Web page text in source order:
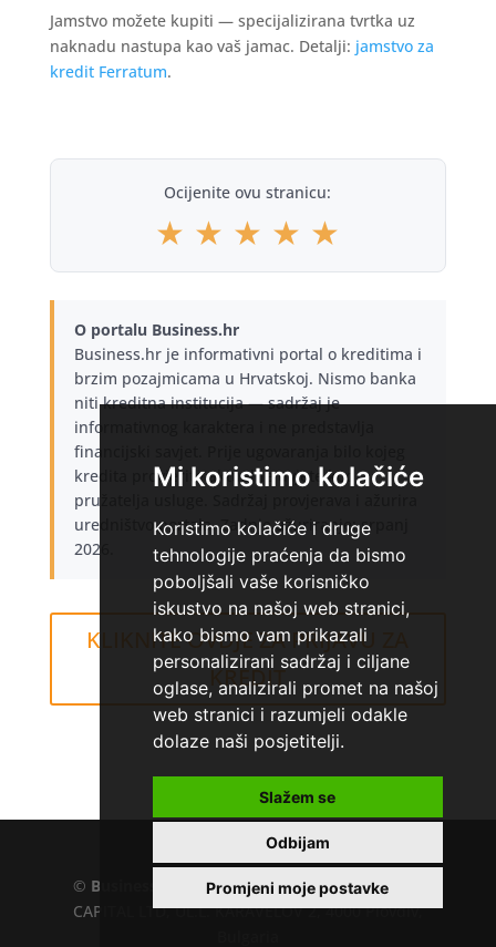
Mi koristimo kolačiće
Koristimo kolačiće i druge
tehnologije praćenja da bismo
poboljšali vaše korisničko
iskustvo na našoj web stranici,
kako bismo vam prikazali
personalizirani sadržaj i ciljane
oglase, analizirali promet na našoj
web stranici i razumjeli odakle
dolaze naši posjetitelji.
Slažem se
Odbijam
Promjeni moje postavke
Jamstvo možete kupiti — specijalizirana tvrtka uz
naknadu nastupa kao vaš jamac. Detalji: jamstvo za
kredit Ferratum.
Ocijenite ovu stranicu:
★ ★ ★ ★ ★
O portalu Business.hr
Business.hr je informativni portal o kreditima i
brzim pozajmicama u Hrvatskoj. Nismo banka
niti kreditna institucija — sadržaj je
informativnog karaktera i ne predstavlja
financijski savjet. Prije ugovaranja bilo kojeg
kredita provjerite aktualne uvjete kod
pružatelja usluge. Sadržaj provjerava i ažurira
uredništvo portala. Zadnje ažuriranje: srpanj
2026.
KLIKNITE OVDJE ZA PRIJAVU ZA
KREDIT
Ferratum banka
© Business.hr
EU VAT number : 205391327, KD
CAPITAL LTD, UL.L. KARAVELOV 2, 4000 Plovdiv,